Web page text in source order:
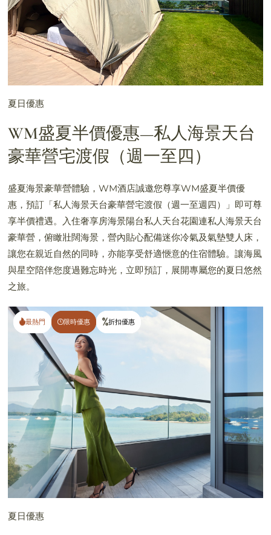
夏日優惠
WM盛夏半價優惠—私人海景天台
豪華營宅渡假（週一至四）
盛夏海景豪華營體驗，WM酒店誠邀您尊享WM盛夏半價優
惠，預訂「私人海景天台豪華營宅渡假（週一至週四）」即可尊
享半價禮遇。入住奢享房海景陽台私人天台花園連私人海景天台
豪華營，俯瞰壯闊海景，營內貼心配備迷你冷氣及氣墊雙人床，
讓您在親近自然的同時，亦能享受舒適愜意的住宿體驗。讓海風
與星空陪伴您度過難忘時光，立即預訂，展開專屬您的夏日悠然
之旅。
最熱門 限時優惠 折扣優惠
最熱門 限時優惠 折扣優惠
夏日優惠